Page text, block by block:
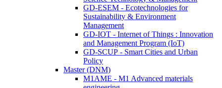
GD-ESEM - Ecotechnologies for
Sustainability & Environment
Management
GD-IOT - Internet of Things : Innovation
and Management Program (IoT)
GD-SCUP - Smart Cities and Urban
Policy
Master (DNM)
M1AME - M1 Advanced materials